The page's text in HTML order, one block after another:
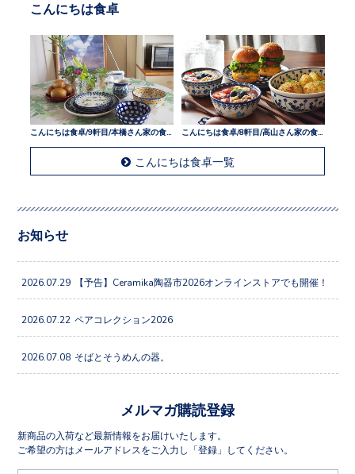
こんにちは食卓
こんにちは食卓/9軒目/本橋さん家の食卓
こんにちは食卓一覧
お知らせ
2026.07.29 【予告】Ceramika陶器市2026オンラインストアでも開催！
2026.07.22 ペアコレクション2026
2026.07.08 そばとそうめんの器。
メルマガ購読登録
新商品の入荷など最新情報をお届けいたします。
ご希望の方はメールアドレスをご入力し「登録」してください。